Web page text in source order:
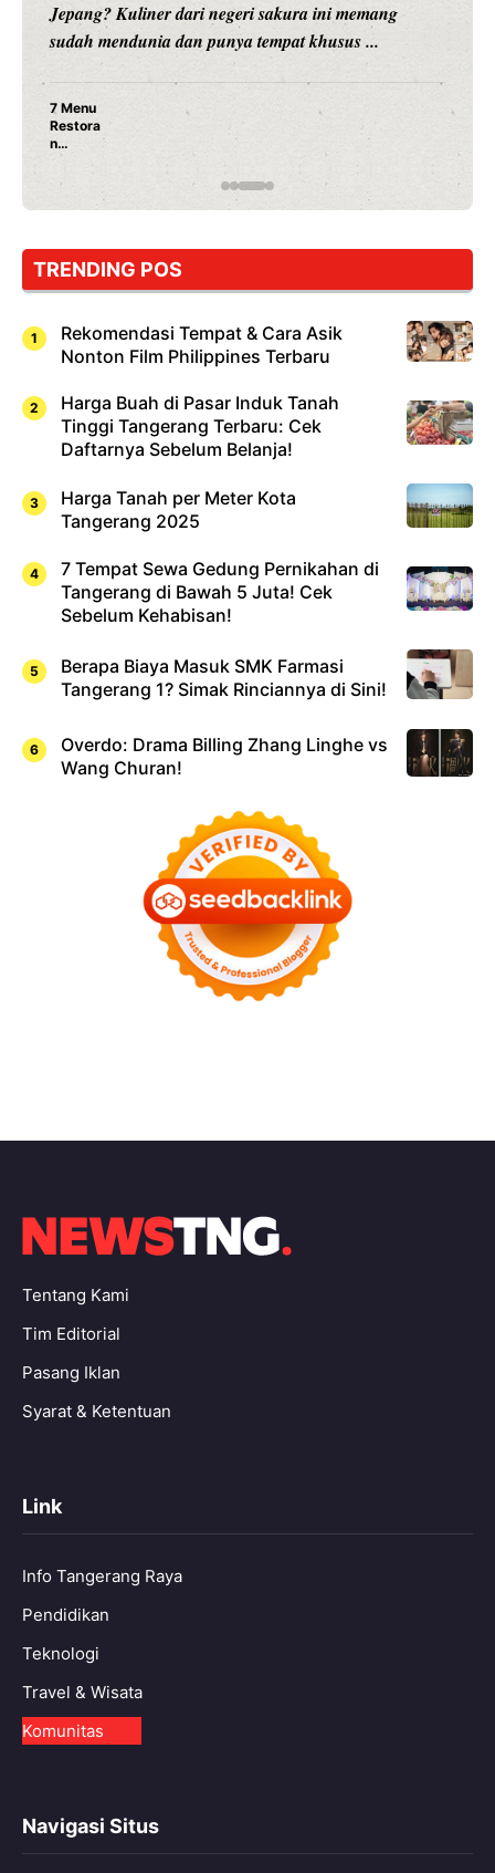
Jepang? Kuliner dari negeri sakura ini memang
sudah mendunia dan punya tempat khusus ...
7 Menu
Restora
n
Jepang
yang
Dicoba,
Cuma
Sushi!
TRENDING POS
Rekomendasi Tempat & Cara Asik
Nonton Film Philippines Terbaru
Harga Buah di Pasar Induk Tanah
Tinggi Tangerang Terbaru: Cek
Daftarnya Sebelum Belanja!
Harga Tanah per Meter Kota
Tangerang 2025
7 Tempat Sewa Gedung Pernikahan di
Tangerang di Bawah 5 Juta! Cek
Sebelum Kehabisan!
Berapa Biaya Masuk SMK Farmasi
Tangerang 1? Simak Rinciannya di Sini!
Overdo: Drama Billing Zhang Linghe vs
Wang Churan!
Tentang Kami
Tim Editorial
Pasang Iklan
Syarat & Ketentuan
Link
Info Tangerang Raya
Pendidikan
Teknologi
Travel & Wisata
Komunitas
Navigasi Situs